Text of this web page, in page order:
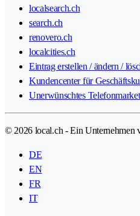
localsearch.ch
search.ch
renovero.ch
localcities.ch
Eintrag erstellen / ändern /
Kundencenter für
Unerwünschtes
© 2026 local.ch - Ein Unternehmen
DE
EN
FR
IT